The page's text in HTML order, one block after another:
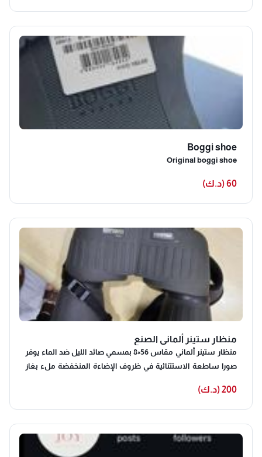
عن طريق مدخل الtype c او usb بدون برمجة _تركب لها شريحة
عشان النت او تشبكها من التلفون او الراوتر عن طريق الوايرلس
_نظام اندرويد 13 اصلي 🥇 كفالة سنة السعر القديم : 45د.ك 💫💫
Boggi shoe
Original boggi shoe
60 (د.ك)
منظار ستينر ألماني الصنع
منظار ستينر ألماني مقاس 56×8 بمسمي صائد الليل ضد الماء يوفر
صورا ساطعة الاستثنائية في ظروف الإضاءة المنخفضة ملء بغاز
فقط
200 (د.ك)